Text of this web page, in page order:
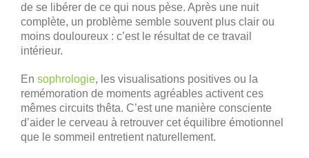
de se libérer de ce qui nous pèse. Après une nuit
complète, un problème semble souvent plus clair ou
moins douloureux : c’est le résultat de ce travail
intérieur.
En sophrologie, les visualisations positives ou la
remémoration de moments agréables activent ces
mêmes circuits thêta. C’est une manière consciente
d’aider le cerveau à retrouver cet équilibre émotionnel
que le sommeil entretient naturellement.